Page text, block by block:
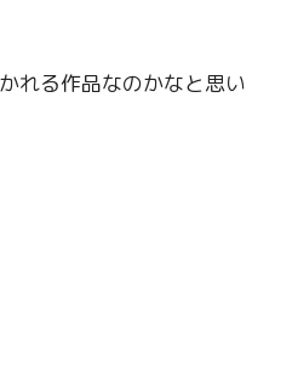
れる作品なのかなと思い